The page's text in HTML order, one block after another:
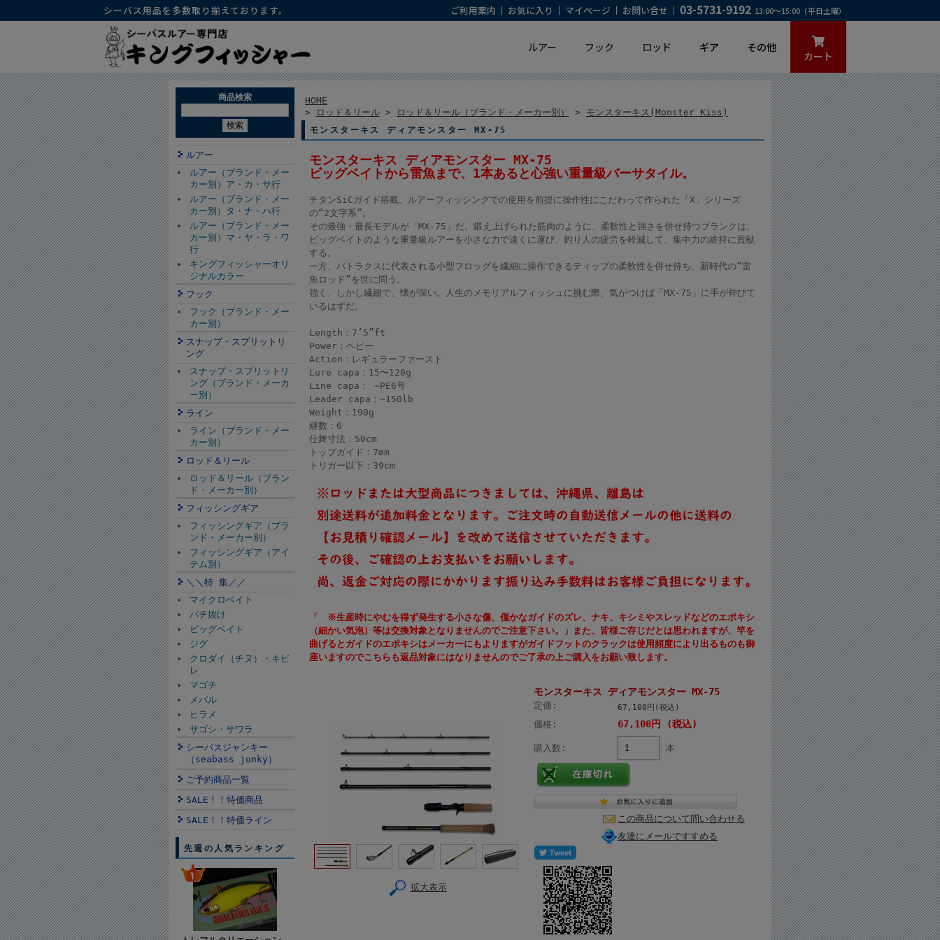
シーバス用品を多数取り揃えております。 ご利用案内 お気に入り マイページ お問い合せ 03-5731-9192 13:00～15:00（平日土曜）
ルアー フック ロッド ギア その他
カート
商品検索
ルアー
ルアー（ブランド・メー
カー別）ア・カ・サ行
ルアー（ブランド・メー
カー別）タ・ナ・ハ行
ルアー（ブランド・メー
カー別）マ・ヤ・ラ・ワ
行
キングフィッシャーオリ
ジナルカラー
フック
フック（ブランド・メー
カー別）
スナップ・スプリットリ
ング
スナップ・スプリットリ
ング（ブランド・メーカ
ー別）
ライン
ライン（ブランド・メー
カー別）
ロッド＆リール
ロッド＆リール（ブラン
ド・メーカー別）
フィッシングギア
フィッシングギア（ブラ
ンド・メーカー別）
フィッシングギア（アイ
テム別）
＼＼特 集／／
マイクロベイト
バチ抜け
ビッグベイト
ジグ
クロダイ（チヌ）・キビ
レ
マゴチ
メバル
ヒラメ
サゴシ・サワラ
シーバスジャンキー
（seabass junky）
ご予約商品一覧
SALE！！特価商品
SALE！！特価ライン
先週の人気ランキング
HOME
>
ロッド＆リール > ロッド＆リール（ブランド・メーカー別） > モンスターキス(Monster Kiss)
モンスターキス ディアモンスター MX-75
モンスターキス ディアモンスター MX-75
ビッグベイトから雷魚まで、1本あると心強い重量級バーサタイル。
チタンSiCガイド搭載、ルアーフィッシングでの使用を前提に操作性にこだわって作られた「X」シリーズ
の“2文字系”。
その最強・最長モデルが「MX-75」だ。鍛え上げられた筋肉のように、柔軟性と強さを併せ持つブランクは、
ビッグベイトのような重量級ルアーを小さな力で遠くに運び、釣り人の疲労を軽減して、集中力の維持に貢献
する。
一方、バトラクスに代表される小型フロッグを繊細に操作できるティップの柔軟性を併せ持ち、新時代の“雷
魚ロッド”を世に問う。
強く、しかし繊細で、懐が深い。人生のメモリアルフィッシュに挑む際、気がつけば「MX-75」に手が伸びて
いるはずだ。
Length：7’5”ft
Power：ヘビー
Action：レギュラーファースト
Lure capa：15〜120g
Line capa： ~PE6号
Leader capa：~150lb
Weight：190g
継数：6
仕舞寸法：50cm
トップガイド：7mm
トリガー以下：39cm
「 ※生産時にやむを得ず発生する小さな傷、僅かなガイドのズレ、ナキ、キシミやスレッドなどのエポキシ
（細かい気泡）等は交換対象となりませんのでご注意下さい。」また、皆様ご存じだとは思われますが、竿を
曲げるとガイドのエポキシはメーカーにもよりますがガイドフットのクラックは使用頻度により出るものも御
座いますのでこちらも返品対象にはなりませんのでご了承の上ご購入をお願い致します。
拡大表示
モンスターキス ディアモンスター MX-75
定価: 67,100円(税込)
価格: 67,100円 (税込)
購入数: 本
この商品について問い合わせる
友達にメールですすめる